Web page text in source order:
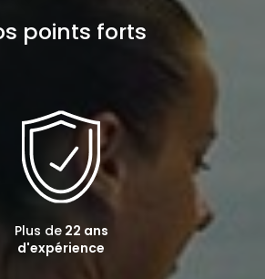
points forts
Plus de22 ans
d'expérience